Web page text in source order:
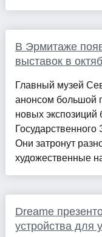
В Эрмитаже
выставок в
Главный музей
анонсом большой
новых экспозиций
Они затронут
художественные
Dreame
устройства для